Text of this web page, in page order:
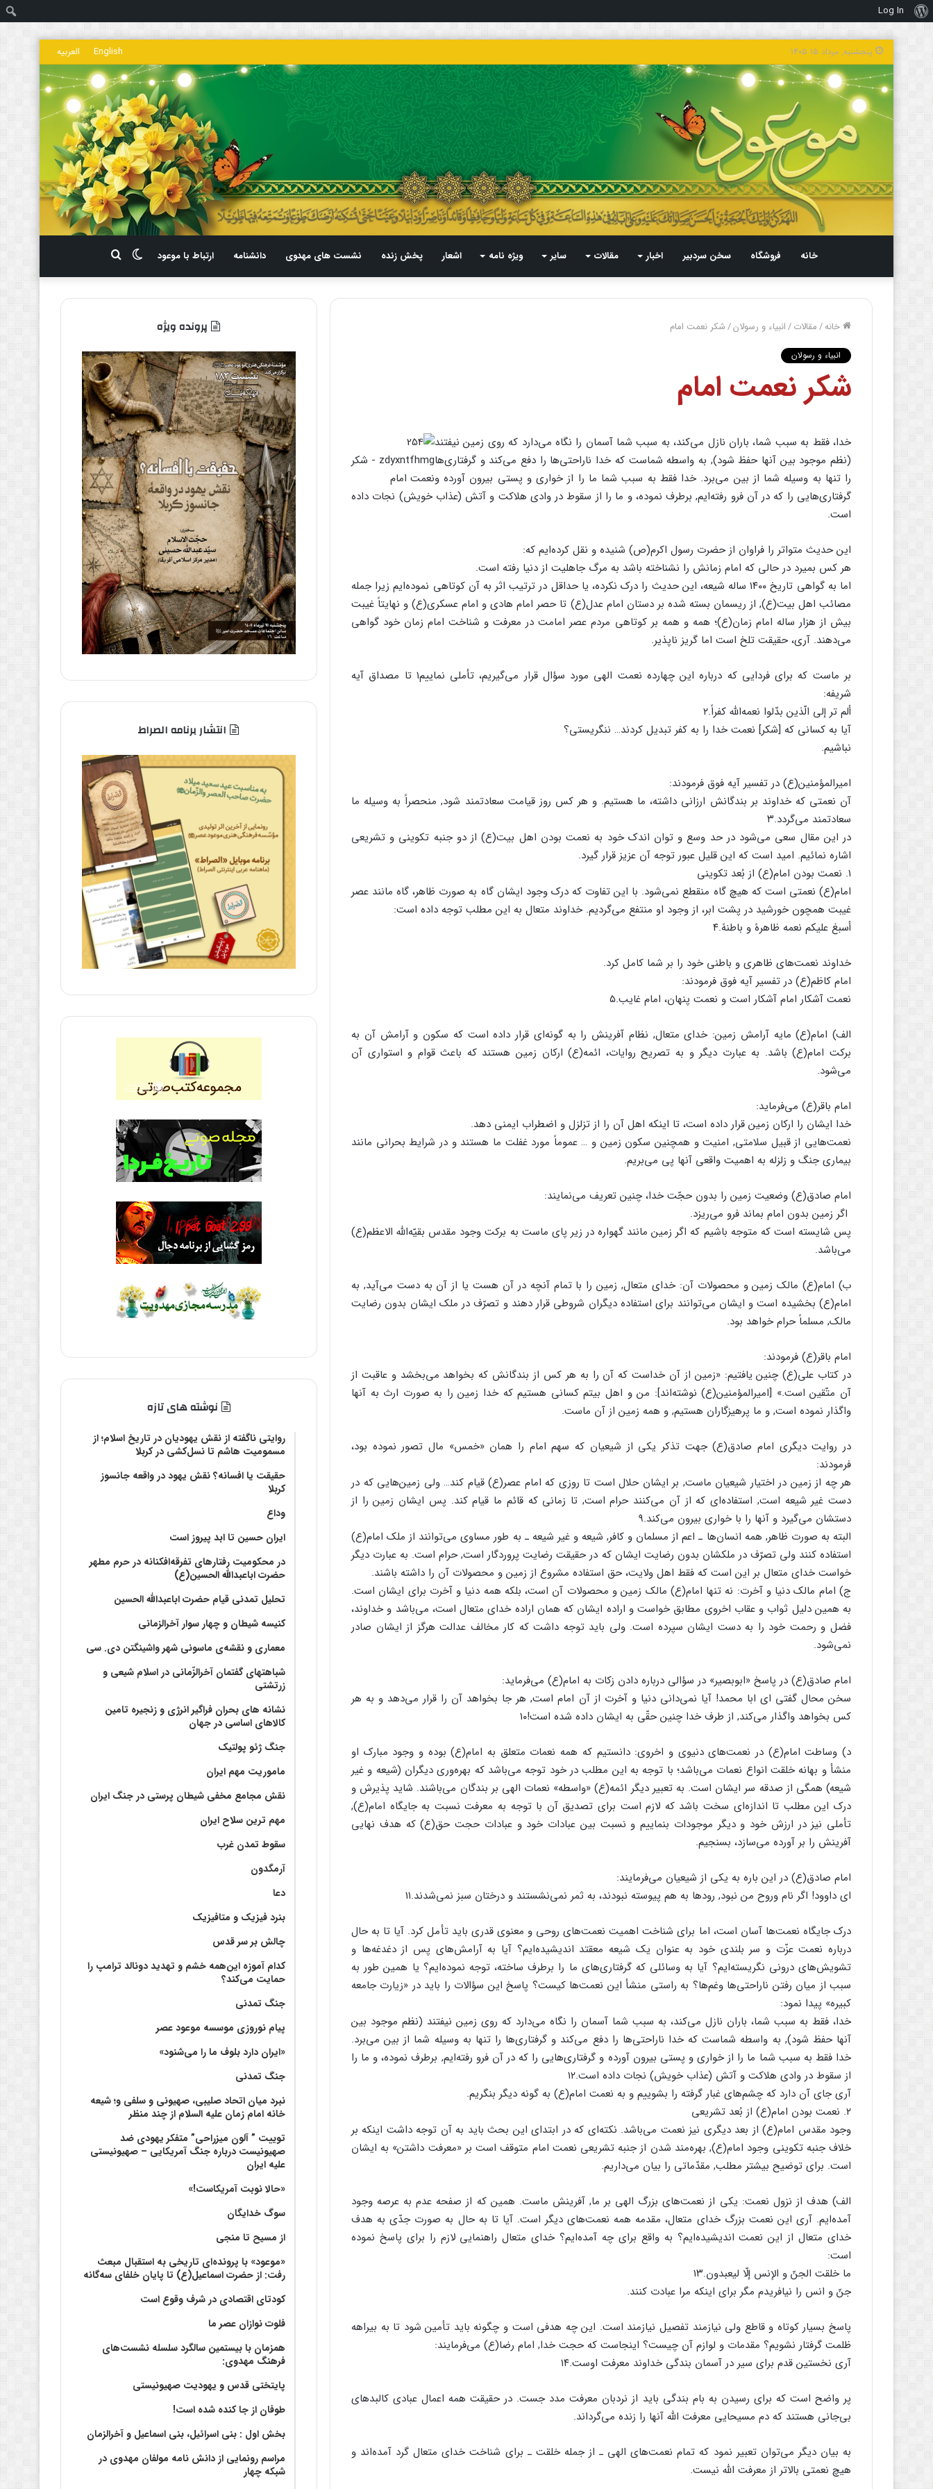
درباره
وردپرس
Log In
پنجشنبه, مرداد ۱۵ ۱۴۰۵ English العربیه
خانه فروشگاه سخن سردبیر اخبار مقالات سایر ویژه نامه اشعار پخش زنده نشست های مهدوی دانشنامه ارتباط با موعود
برای
تغییر
پوسته
خانه/مقالات/انبیاء و رسولان/شکر نعمت امام
انبیاء و رسولان
شکر نعمت امام
خدا، فقط به سبب شما، باران نازل می‌کند‏، به سبب شما آسمان را نگاه می‌دارد که روی زمین نیفتند
(نظم موجود بین آنها حفظ شود), ‌به واسطه‌ شماست که خدا ناراحتی‌ها را دفع می‌کند و گرفتاری‌ها
را تنها به وسیله شما از بین می‌برد. خدا فقط به سبب شما ما را از خواری و پستی بیرون آورده و
گرفتاری‌هایی را که در آن فرو رفته‌ایم, برطرف نموده، و ما را از سقوط در وادی هلاکت و آتش (عذاب خویش) نجات داده
است.
این حدیث متواتر را فراوان از حضرت رسول اکرم(ص) شنیده‌ و نقل کرده‌ایم که:
هر کس بمیرد در حالی که امام زمانش را نشناخته باشد به مرگ جاهلیت از دنیا رفته است.
اما به گواهی تاریخ ۱۴۰۰ ساله شیعه، این حدیث را درک نکرده‌، یا حداقل در ترتیب اثر به آن کوتاهی نموده‌ایم‏ زیرا جمله
مصائب اهل بیت(ع), ‌از ریسمان بسته شده بر دستان امام عدل(ع) تا حصر امام هادی و امام عسکری(ع) ‌و نهایتاً غیبت
بیش از هزار ساله امام زمان(ع)؛ همه و همه بر کوتاهی مردم عصر امامت در معرفت و شناخت امام زمان خود گواهی
می‌دهند. آری، حقیقت تلخ است اما گریز ناپذیر.
بر ماست که برای فردایی که درباره این چهارده نعمت الهی مورد سؤال قرار می‌گیریم، تأملی نماییم۱ تا مصداق آیه
شریفه:
ألم تر إلی ‌الّذین بدّلوا نعمه‌الله کفراً.۲
آیا به کسانی که [شکر] نعمت خدا را به کفر تبدیل کردند… ننگریستی؟
نباشیم.
امیرالمؤمنین(ع) در تفسیر آیه فوق فرمودند:
آن نعمتی که خداوند بر بندگانش ارزانی داشته، ما هستیم. و هر کس روز قیامت سعادتمند شود, منحصراً به وسیله ما
سعادتمند می‌گردد.۳
در این مقال سعی می‌شود در حد وسع و توان اندک خود به نعمت بودن اهل بیت(ع) از دو جنبه‌ تکوینی و تشریعی
اشاره نمائیم. امید است که این قلیل عبور توجه آن عزیز قرار گیرد.
۱. نعمت بودن امام(ع) از بُعد تکوینی
امام(ع) نعمتی است که هیچ گاه منقطع نمی‌شود. با این تفاوت که درک وجود ایشان گاه به صورت ظاهر، گاه مانند عصر
غیبت همچون خورشید در پشت ابر، از وجود او منتفع می‌گردیم. خداوند متعال به این مطلب توجه داده است:
أسبغ علیکم نعمه ظاهرهً و باطنهً.۴
خداوند نعمت‌های ظاهری و باطنی خود را بر شما کامل کرد.
امام کاظم(ع) در تفسیر آیه‌ فوق فرمودند:
نعمت آشکار امام آشکار است و نعمت پنهان، امام غایب.۵
الف) امام(ع) مایه آرامش زمین: خدای متعال, نظام آفرینش را به گونه‌ای قرار داده است که سکون و آرامش آن به
برکت امام(ع) باشد. به عبارت دیگر و به تصریح روایات، ائمه(ع) ارکان زمین هستند که باعث قوام و استواری آن
می‌شود.
امام باقر(ع) می‌فرماید:
خدا ایشان را ارکان زمین قرار داده است، تا اینکه اهل آن را از تزلزل و اضطراب ایمنی دهد.
نعمت‌هایی از قبیل سلامتی,‌ امنیت و همچنین سکون زمین و … عموماً مورد غفلت ما هستند و در شرایط بحرانی مانند
بیماری جنگ و زلزله به اهمیت واقعی آنها پی می‌بریم.
امام صادق(ع) وضعیت زمین را بدون حجّت خدا، چنین تعریف می‌نمایند:
اگر زمین بدون امام بماند فرو می‌ریزد.
پس شایسته است که متوجه باشیم که اگر زمین مانند گهواره‌ در زیر پای ماست به برکت وجود مقدس بقیّه‌الله الاعظم(ع)
می‌باشد.
ب) امام(ع) مالک زمین و محصولات آن: خدای متعال, زمین را با تمام آنچه در آن هست یا از آن به دست می‌آید, به
امام(ع) بخشیده است و ایشان می‌توانند برای استفاده دیگران شروطی قرار دهند و تصرّف در ملک ایشان بدون رضایت
مالک, مسلماً حرام خواهد بود.
امام باقر(ع) فرمودند:
در کتاب علی(ع) چنین یافتیم: «زمین از آن خداست که آن را به هر کس از بندگانش که بخواهد می‌بخشد و عاقبت از
آن متّقین است.» [امیرالمؤمنین(ع) نوشته‌اند]: من و اهل بیتم کسانی هستیم که خدا زمین را به صورت ارث به آنها
واگذار نموده است, و ما پرهیزگاران هستیم, و همه‌ زمین از آن ماست.
در روایت دیگری‌ امام صادق(ع) جهت تذکر یکی از شیعیان که سهم امام را همان «خمس» مال تصور نموده بود،
فرمودند:
هر چه از زمین در اختیار شیعیان ماست‏, بر ایشان حلال است تا روزی که امام عصر(ع) قیام کند… ولی زمین‌هایی که در
دست غیر شیعه است, استفاده‌ای که از آن می‌کنند حرام است,‌ تا زمانی که قائم ما قیام کند. پس ایشان زمین را از
دستشان می‌گیرد و آنها را با خواری بیرون می‌کند.۹
البته به صورت ظاهر, همه‌ انسان‌ها ـ اعم از مسلمان و کافر‏,‌ شیعه و غیر شیعه ـ به طور مساوی می‌توانند از ملک امام(ع)
استفاده کنند ولی تصرّف در ملکشان بدون رضایت ایشان که در حقیقت رضایت پروردگار است‏,‌ حرام است. به عبارت دیگر
خواست خدای متعال بر این است که فقط اهل ولایت، حق استفاده مشروع از زمین و محصولات آن را داشته باشند.
ج) امام مالک دنیا و آخرت: نه تنها امام(ع) مالک زمین و محصولات آن است، بلکه همه دنیا و آخرت برای ایشان است.
به همین دلیل ثواب و عقاب اخروی مطابق خواست و اراده ایشان که همان اراده خدای متعال است، می‌باشد و خداوند،
فضل و رحمت خود را به دست ایشان سپرده است. ولی باید توجه داشت که کار مخالف عدالت هرگز از ایشان صادر
نمی‌شود.
امام صادق(ع) در پاسخ «ابوبصیر» در سؤالی درباره دادن زکات به امام(ع) می‌فرماید:
سخن محال گفتی ای ابا محمد! آیا نمی‌دانی دنیا و آخرت از آن امام است, هر جا بخواهد آن را قرار می‌دهد و به هر
کس بخواهد واگذار می‌کند,‌ از طرف خدا چنین حقّی به ایشان داده شده است!۱۰
د) وساطت امام(ع) در نعمت‌های دنیوی و اخروی: دانستیم که همه نعمات متعلق به امام(ع) بوده و وجود مبارک او
منشأ و بهانه خلقت انواع نعمات می‌باشد؛ با توجه به این مطلب در خود توجه می‌باشد که بهره‌وری دیگران (شیعه و غیر
شیعه) همگی از صدقه سر ایشان است. به تعبیر دیگر ائمه(ع) «واسطه» نعمات الهی بر بندگان می‌باشند. شاید پذیرش و
درک این مطلب تا اندازه‌ای سخت باشد که لازم است برای تصدیق آن با توجه به معرفت نسبت به جایگاه امام(ع),
تأملی نیز در ارزش خود و دیگر موجودات بنماییم و نسبت بین عبادات خود و عبادات حجت حق(ع) که هدف نهایی
آفرینش را بر آورده می‌سازد، بسنجیم.
امام صادق(ع) در این باره به یکی از شیعیان می‌فرمایند:
ای داوود! اگر نام وروح من نبود‏‏, رودها به هم پیوسته نبودند، به ثمر نمی‌نشستند و درختان سبز نمی‌شدند.۱۱
درک جایگاه نعمت‌ها آسان است، اما برای شناخت اهمیت نعمت‌های روحی و معنوی قدری باید تأمل کرد. آیا تا به حال
درباره نعمت عزّت و سر بلندی خود به عنوان یک شیعه معقتد اندیشیده‌ایم؟ آیا به آرامش‌های پس از دغدغه‌ها و
تشویش‌های درونی نگریسته‌ایم؟ آیا به وسائلی که گرفتاری‌های ما را برطرف ساخته، توجه نموده‌ایم؟ یا همین طور به
سبب از میان رفتن ناراحتی‌ها وغم‌ها؟ به راستی منشأ این نعمت‌ها کیست؟ پاسخ این سؤالات را باید در «زیارت جامعه
کبیره» پیدا نمود:
خدا، فقط به سبب شما، باران نازل می‌کند‏، به سبب شما آسمان را نگاه می‌دارد که روی زمین نیفتند (نظم موجود بین
آنها حفظ شود), ‌به واسطه‌ شماست که خدا ناراحتی‌ها را دفع می‌کند و گرفتاری‌ها را تنها به وسیله شما از بین می‌برد.
خدا فقط به سبب شما ما را از خواری و پستی بیرون آورده و گرفتاری‌هایی را که در آن فرو رفته‌ایم, برطرف نموده، و ما را
از سقوط در وادی هلاکت و آتش (عذاب خویش) نجات داده است.۱۲
آری جای آن دارد که چشم‌های غبار گرفته را بشوییم و به نعمت امام(ع) به گونه ‌دیگر بنگریم.
۲. نعمت بودن امام(ع) از بُعد تشریعی
وجود مقدس امام(ع) از بعد دیگری نیز نعمت می‌باشد‎. نکته‌ای که در ابتدای این بحث باید به آن توجه داشت اینکه بر
خلاف جنبه‌ تکوینی وجود امام(ع), بهره‌مند شدن از جنبه‌ تشریعی نعمت امام متوقف است بر «معرفت داشتن» به ایشان
است. برای توضیح بیشتر مطلب, مقدّماتی را بیان می‌داریم.
الف) هدف از نزول نعمت: یکی از نعمت‌های بزرگ الهی بر ما, آفرینش ماست. همین که از صفحه عدم به عرصه وجود
آمده‌ایم. آری این نعمت بزرگ خدای متعال، مقدمه‌ همه نعمت‌های دیگر است. آیا تا به حال به صورت جدّی به هدف
خدای متعال از این نعمت اندیشیده‌ایم؟ به واقع برای چه آمده‌ایم؟ خدای متعال راهنمایی لازم را برای پاسخ نموده
است:
ما خلقت الجنّ و الإنس إلّا لیعبدون.۱۳
جنّ و انس را نیافریدم مگر برای اینکه مرا عبادت کنند.
پاسخ بسیار کوتاه و قاطع ولی نیازمند تفصیل نیازمند است. این چه هدفی است و چگونه باید تأمین شود تا به بیراهه
ظلمت گرفتار نشویم؟ مقدمات و لوازم آن چیست؟ اینجاست که حجت خدا,‌ امام رضا(ع) می‌فرمایند:
آری نخستین قدم برای سیر در آسمان بندگی خداوند معرفت اوست.۱۴
پر واضح است که برای رسیدن به بام بندگی باید از نردبان معرفت مدد جست. در حقیقت همه‌ اعمال عبادی کالبدهای
بی‌جانی هستند که دم مسیحایی معرفت الله آنها را زنده می‌گرداند.
به بیان دیگر می‌توان تعبیر نمود که تمام نعمت‌های الهی ـ از جمله خلقت ـ برای شناخت خدای متعال گرد آمده‌اند و
هیچ نعمتی بالاتر از معرفت الله نیست.
پرونده ویژه
انتشار برنامه الصراط
نوشته های تازه
روایتی ناگفته از نقش یهودیان در تاریخ اسلام؛ از
مسمومیت هاشم تا نسل‌کشی در کربلا
حقیقت یا افسانه؟‌ نقش یهود در واقعه جانسوز
کربلا
وداع
ایران حسین تا ابد پیروز است
در محکومیت رفتارهای تفرقه‌افکنانه در حرم مطهر
حضرت اباعبدالله الحسین(ع)
تحلیل تمدنی قیام حضرت اباعبدالله الحسین
کنیسه شیطان و چهار سوار آخرالزمانی
معماری و نقشه‌ی ماسونی شهر واشينگتن دی. سی
شباهتهای گفتمان آخر‌الزّمانی در اسلام شیعی و
زرتشتی
نشانه های بحران فراگیر انرژی و زنجیره تامین
کالاهای اساسی در جهان
جنگ ژئو پولتیک
ماموریت مهم ایران
نقش مجامع مخفی شیطان پرستی در جنگ ایران
مهم ترین سلاح ایران
سقوط تمدن غرب
آرمگدون
دعا
بنرد فیزیک و متافیزیک
چالش بر سر قدس
کدام آموزه این‌همه خشم و تهدید دونالد ترامپ را
حمایت می‌کند؟
جنگ تمدنی
پیام نوروزی موسسه موعود عصر
«ایران دارد بلوف ما را می‌شنود»
جنگ تمدنی
نبرد میان اتحاد صلیبی، صهیونی و سلفی و؛ شیعه
خانه امام زمان علیه السلام از چند منظر
توییت ” آلون میزراحی” متفکر یهودی ضد
صهیونیست درباره جنگ آمریکایی – صهیونیستی
علیه ایران
«حالا نوبت آمریکاست!»
سوگ خدایگان
از مسیح تا منجی
«موعود» با پرونده‌ای تاریخی به استقبال مبعث
رفت: از حضرت اسماعیل(ع) تا پایان خلفای سه‌گانه
کودتای اقتصادی در شرف وقوع است
فلوت نوازان عصر ما
همزمان با بیستمین سالگرد سلسله نشست‌های
فرهنگ مهدوی:‌
پایتختی قدس و یهودیت صهیونیستی
طوفان از جا کنده شده است!
بخش اول : بنی اسرائیل، بنی اسماعیل و آخرالزمان
مراسم رونمایی از دانش نامه مولفان مهدوی در
شبکه چهار